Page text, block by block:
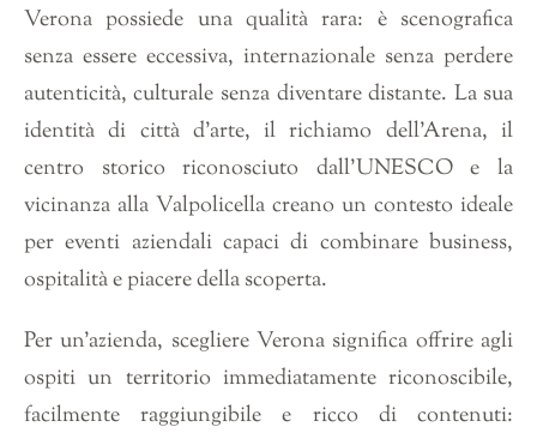
Verona possiede una qualità rara: è scenografica
senza essere eccessiva, internazionale senza perdere
autenticità, culturale senza diventare distante. La sua
identità di città d’arte, il richiamo dell’Arena, il
centro storico riconosciuto dall’UNESCO e la
vicinanza alla Valpolicella creano un contesto ideale
per eventi aziendali capaci di combinare business,
ospitalità e piacere della scoperta.
Per un’azienda, scegliere Verona significa offrire agli
ospiti un territorio immediatamente riconoscibile,
facilmente raggiungibile e ricco di contenuti: